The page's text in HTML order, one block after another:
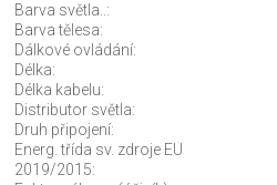
Barva světla..:
Barva tělesa:
Dálkové ovládání:
Délka:
Délka kabelu:
Distributor světla:
Druh připojení:
Energ. třída sv. zdroje EU
2019/2015: